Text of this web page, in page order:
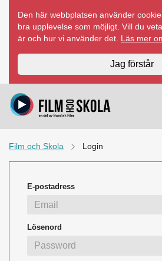
innehåll
Den här webbplatsen använder
bra upplevelse som möjligt. Vill du
är och hur vi använder det. Läs mer
Jag förstår
Film och Skola Login
E-postadress
Lösenord